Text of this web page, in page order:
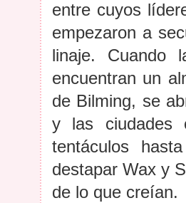
entre cuyos
empezaron a
linaje. Cuando
encuentran un
de Bilming, se
y las ciudades
tentáculos
destapar Wax y
de lo que creían.